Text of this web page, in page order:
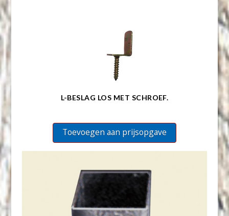
L-BESLAG LOS MET SCHROEF.
Toevoegen aan prijsopgave